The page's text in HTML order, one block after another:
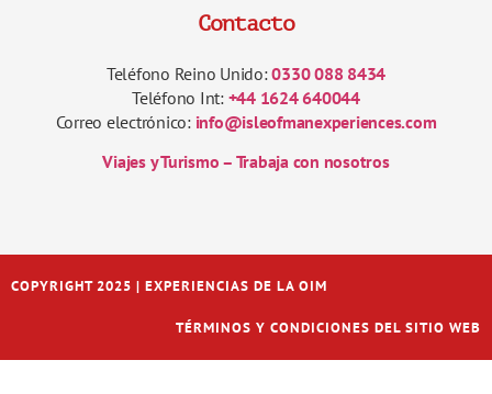
Contacto
Teléfono Reino Unido:0330 088 8434
Teléfono Int: +44 1624 640044
Correo electrónico: info@isleofmanexperiences.com
Viajes y Turismo – Trabaja con nosotros
COPYRIGHT 2025 | EXPERIENCIAS DE LA OIM
TÉRMINOS Y CONDICIONES DEL SITIO WEB